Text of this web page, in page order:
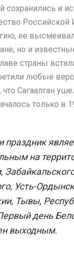
сохранились и
Российской
ее
но и
страны
любые
Сагаалган
только в
праздник
на
Усть-
Тывы,
день
выходным.